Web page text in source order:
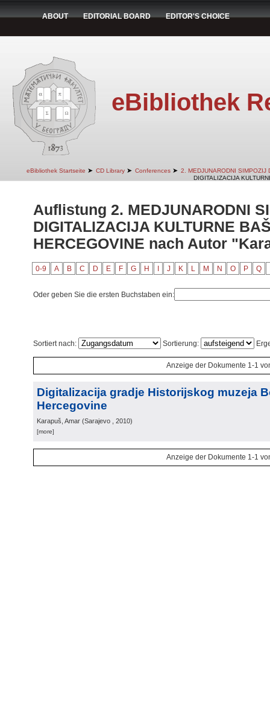
ABOUT EDITORIAL BOARD EDITOR'S CHOICE
eBibliothek
eBibliothek Startseite ➤ CD Library ➤ Conferences ➤ 2. MEDJUNARODNI SIMPOZIJ
DIGITALIZACIJA
Auflistung 2. MEDJUNARODNI
DIGITALIZACIJA KULTURNE
HERCEGOVINE nach Autor
0-9 A B C D E F G H J K L M N O P Q
Oder geben Sie die ersten Buchstaben ein:
Sortiert nach: Sortierung:
Anzeige der Dokumente 1-1
Digitalizacija gradje Historijskog muzeja
Hercegovine
Karapuš, Amar (Sarajevo , 2010)
[more]
Anzeige der Dokumente 1-1